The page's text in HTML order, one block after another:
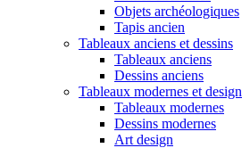
Objets archéologiques
Tapis ancien
Tableaux anciens et dessins
Tableaux anciens
Dessins anciens
Tableaux modernes et design
Tableaux modernes
Dessins modernes
Art design